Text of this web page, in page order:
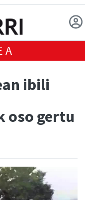
ibili
oso gertu